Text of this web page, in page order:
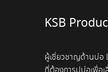
KSB
ผู้เชี่ยวชาญด้านบ่อ